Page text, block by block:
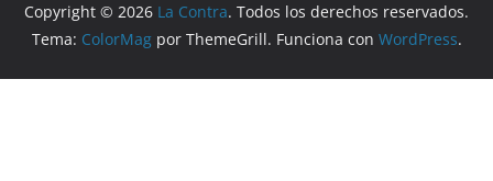
Copyright © 2026 La Contra. Todos los derechos reservados.
Tema: ColorMagpor ThemeGrill. Funciona con WordPress.